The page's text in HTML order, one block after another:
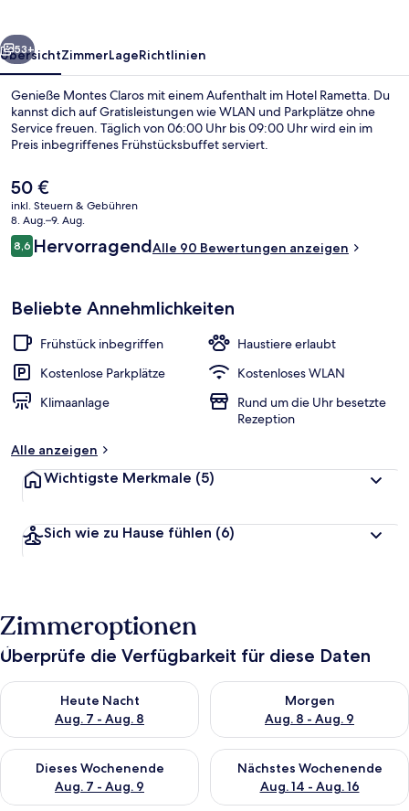
Tägliches inbegriffenes
Weiter
53+
ÜbersichtZimmerLageRichtlinien
Genieße Montes Claros mit einem Aufenthalt im Hotel Rametta. Du
kannst dich auf Gratisleistungen wie WLAN und Parkplätze ohne
Service freuen. Täglich von 06:00 Uhr bis 09:00 Uhr wird ein im
Preis inbegriffenes Frühstücksbuffet serviert.
Der
aktuelle
Preis
beträgt
50 €.
50 €
inkl. Steuern & Gebühren
8. Aug.–9. Aug.
Bewertungen
8,68,6 von 10.
HervorragendAlle 90 Bewertungen anzeigen
Beliebte Annehmlichkeiten
Frühstück inbegriffen
Haustiere erlaubt
Kostenlose Parkplätze
Kostenloses WLAN
Klimaanlage
Rund um die Uhr besetzte
Rezeption
Alle anzeigen
Wichtigste Merkmale (5)
Sich wie zu Hause fühlen (6)
Zimmeroptionen
Überprüfe die Verfügbarkeit für diese Daten
Heute Nacht
Aug. 7 - Aug. 8
Überprüfe die Verfügbarkeit für heute Nacht, Aug. 7 - Aug. 8.
Morgen
Aug. 8 - Aug. 9
Überprüfe die Verfügbarkeit
Dieses Wochenende
Aug. 7 - Aug. 9
Überprüfe die Verfügbarkeit für dieses Wochenende, Aug. 7
Nächstes Wochenende
Aug. 14 - Aug. 16
Überprüfe die Verfügbarkeit